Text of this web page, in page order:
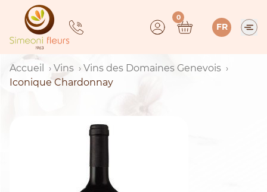
content
0
FR
Accueil Vins
Vins des Domaines Genevois
Iconique Chardonnay